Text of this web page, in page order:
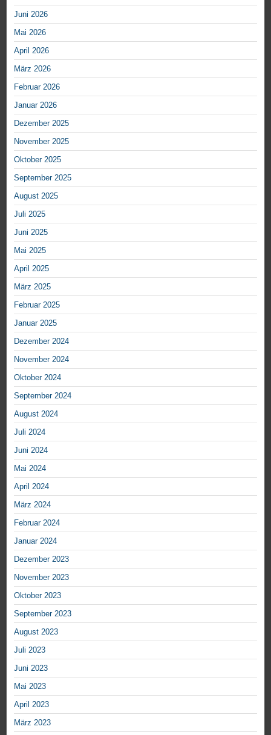
Juni 2026
Mai 2026
April 2026
März 2026
Februar 2026
Januar 2026
Dezember 2025
November 2025
Oktober 2025
September 2025
August 2025
Juli 2025
Juni 2025
Mai 2025
April 2025
März 2025
Februar 2025
Januar 2025
Dezember 2024
November 2024
Oktober 2024
September 2024
August 2024
Juli 2024
Juni 2024
Mai 2024
April 2024
März 2024
Februar 2024
Januar 2024
Dezember 2023
November 2023
Oktober 2023
September 2023
August 2023
Juli 2023
Juni 2023
Mai 2023
April 2023
März 2023